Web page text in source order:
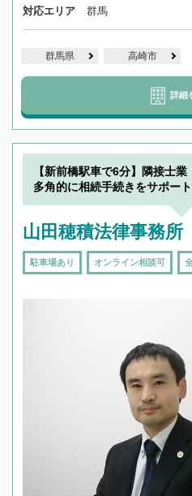
対応エリア 群馬
群馬県 高崎市
詳細
【新前橋駅車で6分】隣接士業
多角的に相続手続きをサポー
山田穂積法律事務所
駐車場あり オンライン相談可